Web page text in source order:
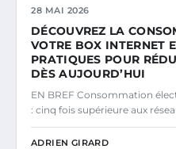
28 MAI 2026
DÉCOUVREZ LA
VOTRE BOX INTERNET
PRATIQUES POUR
DÈS AUJOURD’HUI
EN BREF Consommation
: cinq fois supérieure aux
ADRIEN GIRARD